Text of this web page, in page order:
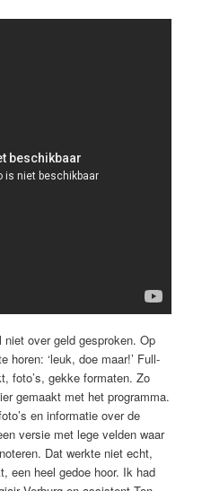
niet over geld gesproken. Op
‘leuk, doe maar!’ Full-
foto’s, gekke formaten. Zo
gemaakt met het programma.
en informatie over de
versie met lege velden waar
Dat werkte niet echt,
een heel gedoe hoor. Ik had